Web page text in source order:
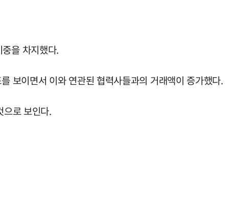
을 차지했다.
보이면서 이와 연관된 협력사들과의 거래액이 증가했다.
으로 보인다.